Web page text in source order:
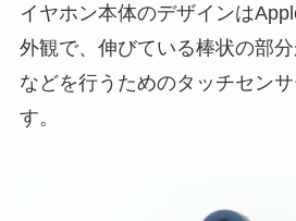
イヤホン本体のデザインは
外観で、伸びている棒状の部
などを行うためのタッチセン
す。